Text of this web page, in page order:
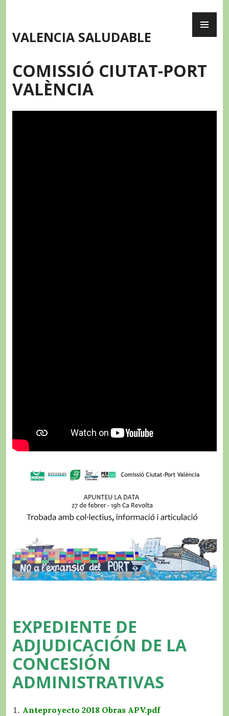
content
VALENCIA SALUDABLE
COMISSIÓ CIUTAT-PORT
VALÈNCIA
EXPEDIENTE DE
ADJUDICACIÓN DE LA
CONCESIÓN
ADMINISTRATIVAS
Anteproyecto 2018 Obras APV.pdf